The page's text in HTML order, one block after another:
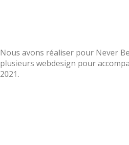
Nous avons réaliser pour Never
plusieurs webdesign pour
2021.